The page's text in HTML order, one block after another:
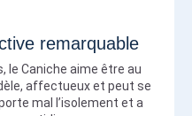
remarquable
le Caniche aime être au
affectueux et peut se
mal l’isolement et a